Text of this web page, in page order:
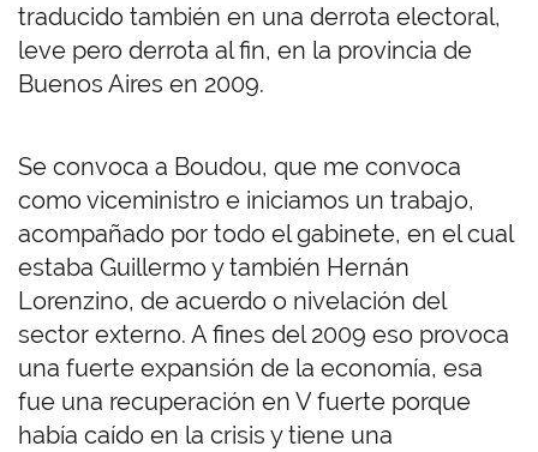
traducido también en una derrota electoral,
leve pero derrota al fin, en la provincia de
Buenos Aires en 2009.
Se convoca a Boudou, que me convoca
como viceministro e iniciamos un trabajo,
acompañado por todo el gabinete, en el cual
estaba Guillermo y también Hernán
Lorenzino, de acuerdo o nivelación del
sector externo. A fines del 2009 eso provoca
una fuerte expansión de la economía, esa
fue una recuperación en V fuerte porque
había caído en la crisis y tiene una